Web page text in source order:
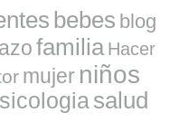
bebes blog
familia Hacer
mujer niños
salud